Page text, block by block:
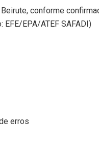
conforme
EPA/ATEF SAFADI)
erros